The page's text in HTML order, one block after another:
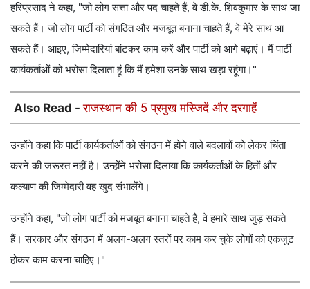
हरिप्रसाद ने कहा, "जो लोग सत्ता और पद चाहते हैं, वे डी.के. शिवकुमार के साथ जा
सकते हैं। जो लोग पार्टी को संगठित और मजबूत बनाना चाहते हैं, वे मेरे साथ आ
सकते हैं। आइए, जिम्मेदारियां बांटकर काम करें और पार्टी को आगे बढ़ाएं। मैं पार्टी
कार्यकर्ताओं को भरोसा दिलाता हूं कि मैं हमेशा उनके साथ खड़ा रहूंगा।"
Also Read -राजस्थान की 5 प्रमुख मस्जिदें और दरगाहें
उन्होंने कहा कि पार्टी कार्यकर्ताओं को संगठन में होने वाले बदलावों को लेकर चिंता
करने की जरूरत नहीं है। उन्होंने भरोसा दिलाया कि कार्यकर्ताओं के हितों और
कल्याण की जिम्मेदारी वह खुद संभालेंगे।
उन्होंने कहा, "जो लोग पार्टी को मजबूत बनाना चाहते हैं, वे हमारे साथ जुड़ सकते
हैं। सरकार और संगठन में अलग-अलग स्तरों पर काम कर चुके लोगों को एकजुट
होकर काम करना चाहिए।"